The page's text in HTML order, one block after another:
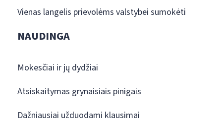
Vienas langelis prievolėms valstybei sumokėti
NAUDINGA
Mokesčiai ir jų dydžiai
Atsiskaitymas grynaisiais pinigais
Dažniausiai užduodami klausimai